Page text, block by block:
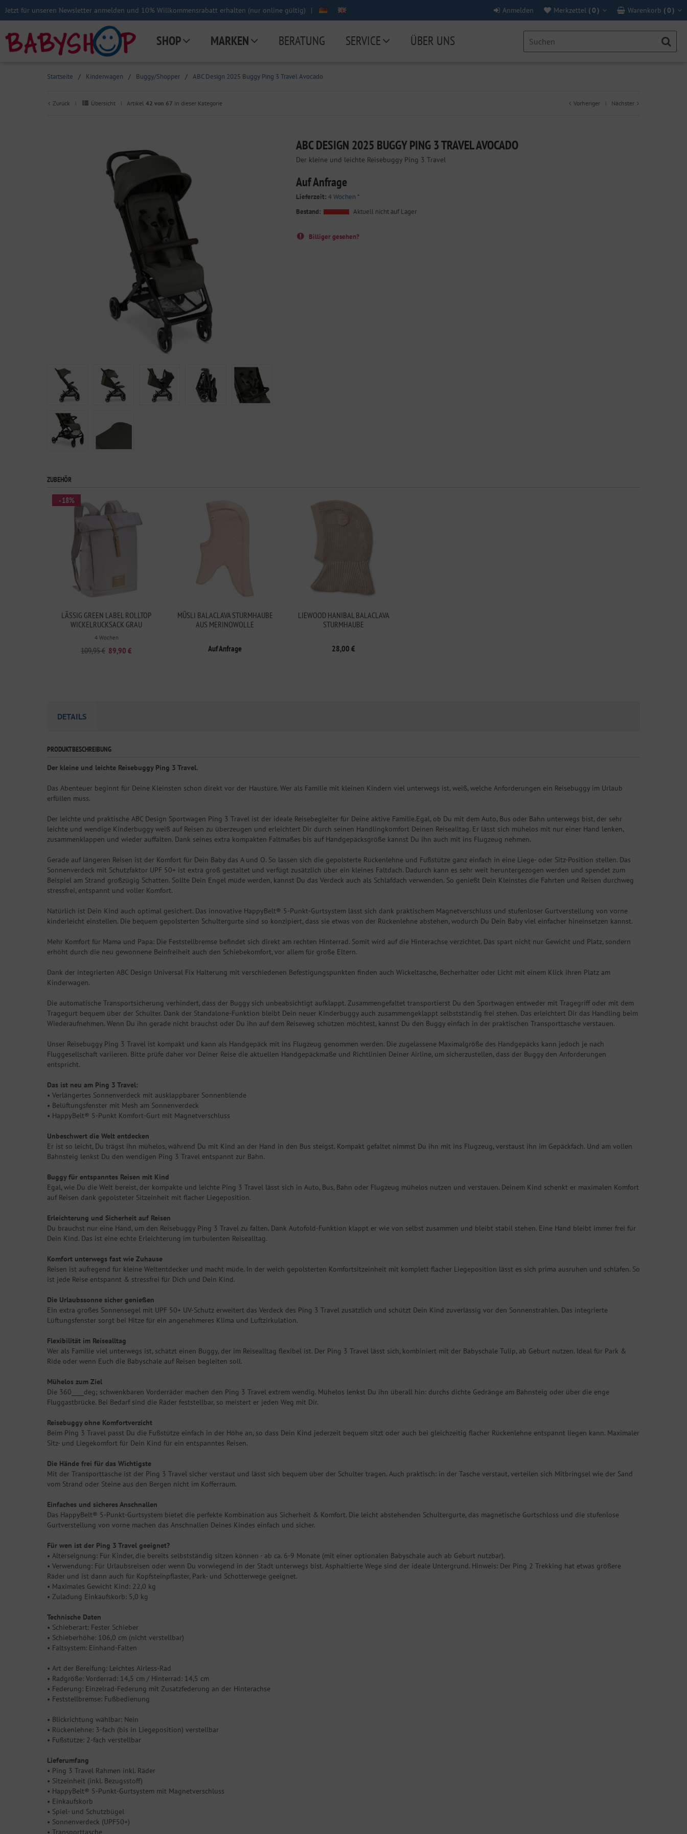
Jetzt für unseren Newsletter anmelden und 10% Willkommensrabatt erhalten (nur online gültig) | Warenkorb (0 )
Merkzettel (0 )
Anmelden
SHOP MARKEN BERATUNG SERVICE ÜBER UNS
Startseite / Kinderwagen / Buggy/Shopper / ABC Design 2025 Buggy Ping 3 Travel Avocado
Zurück | Übersicht | Artikel 42 von 67 in dieser Kategorie Vorheriger | Nächster
ABC DESIGN 2025 BUGGY PING 3 TRAVEL AVOCADO
Der kleine und leichte Reisebuggy Ping 3 Travel
Auf Anfrage
Lieferzeit: 4 Wochen *
Bestand:
Aktuell nicht auf Lager
Billiger gesehen?
ZUBEHÖR
LÄSSIG GREEN LABEL ROLLTOP
WICKELRUCKSACK GRAU
4 Wochen
109,95 € 89,90 €
- 18%
MÜSLI BALACLAVA STURMHAUBE
AUS MERINOWOLLE
Auf Anfrage
LIEWOOD HANIBAL BALACLAVA
STURMHAUBE
28,00 €
DETAILS
PRODUKTBESCHREIBUNG
Der kleine und leichte Reisebuggy Ping 3 Travel.
Das Abenteuer beginnt für Deine Kleinsten schon direkt vor der Haustüre. Wer als Familie mit kleinen Kindern viel unterwegs ist, weiß, welche Anforderungen ein Reisebuggy im Urlaub
erfüllen muss.
Der leichte und praktische ABC Design Sportwagen Ping 3 Travel ist der ideale Reisebegleiter für Deine aktive Familie.Egal, ob Du mit dem Auto, Bus oder Bahn unterwegs bist, der sehr
leichte und wendige Kinderbuggy weiß auf Reisen zu überzeugen und erleichtert Dir durch seinen Handlingkomfort Deinen Reisealltag. Er lässt sich mühelos mit nur einer Hand lenken,
zusammenklappen und wieder auffalten. Dank seines extra kompakten Faltmaßes bis auf Handgepäcksgröße kannst Du ihn auch mit ins Flugzeug nehmen.
Gerade auf längeren Reisen ist der Komfort für Dein Baby das A und O. So lassen sich die gepolsterte Rückenlehne und Fußstütze ganz einfach in eine Liege- oder Sitz-Position stellen. Das
Sonnenverdeck mit Schutzfaktor UPF 50+ ist extra groß gestaltet und verfügt zusätzlich über ein kleines Faltdach. Dadurch kann es sehr weit heruntergezogen werden und spendet zum
Beispiel am Strand großzügig Schatten. Sollte Dein Engel müde werden, kannst Du das Verdeck auch als Schlafdach verwenden. So genießt Dein Kleinstes die Fahrten und Reisen durchweg
stressfrei, entspannt und voller Komfort.
Natürlich ist Dein Kind auch optimal gesichert. Das innovative HappyBelt® 5-Punkt-Gurtsystem lässt sich dank praktischem Magnetverschluss und stufenloser Gurtverstellung von vorne
kinderleicht einstellen. Die bequem gepolsterten Schultergurte sind so konzipiert, dass sie etwas von der Rückenlehne abstehen, wodurch Du Dein Baby viel einfacher hineinsetzen kannst.
Mehr Komfort für Mama und Papa: Die Feststellbremse befindet sich direkt am rechten Hinterrad. Somit wird auf die Hinterachse verzichtet. Das spart nicht nur Gewicht und Platz, sondern
erhöht durch die neu gewonnene Beinfreiheit auch den Schiebekomfort, vor allem für große Eltern.
Dank der integrierten ABC Design Universal Fix Halterung mit verschiedenen Befestigungspunkten finden auch Wickeltasche, Becherhalter oder Licht mit einem Klick ihren Platz am
Kinderwagen.
Die automatische Transportsicherung verhindert, dass der Buggy sich unbeabsichtigt aufklappt. Zusammengefaltet transportierst Du den Sportwagen entweder mit Tragegriff oder mit dem
Tragegurt bequem über der Schulter. Dank der Standalone-Funktion bleibt Dein neuer Kinderbuggy auch zusammengeklappt selbstständig frei stehen. Das erleichtert Dir das Handling beim
Wiederaufnehmen. Wenn Du ihn gerade nicht brauchst oder Du ihn auf dem Reiseweg schützen möchtest, kannst Du den Buggy einfach in der praktischen Transporttasche verstauen.
Unser Reisebuggy Ping 3 Travel ist kompakt und kann als Handgepäck mit ins Flugzeug genommen werden. Die zugelassene Maximalgröße des Handgepäcks kann jedoch je nach
Fluggesellschaft variieren. Bitte prüfe daher vor Deiner Reise die aktuellen Handgepäckmaße und Richtlinien Deiner Airline, um sicherzustellen, dass der Buggy den Anforderungen
entspricht.
Das ist neu am Ping 3 Travel:
• Verlängertes Sonnenverdeck mit ausklappbarer Sonnenblende
• Belüftungsfenster mit Mesh am Sonnenverdeck
• HappyBelt® 5-Punkt Komfort-Gurt mit Magnetverschluss
Unbeschwert die Welt entdecken
Er ist so leicht, Du trägst ihn mühelos, während Du mit Kind an der Hand in den Bus steigst. Kompakt gefaltet nimmst Du ihn mit ins Flugzeug, verstaust ihn im Gepäckfach. Und am vollen
Bahnsteig lenkst Du den wendigen Ping 3 Travel entspannt zur Bahn.
Buggy für entspanntes Reisen mit Kind
Egal, wie Du die Welt bereist, der kompakte und leichte Ping 3 Travel lässt sich in Auto, Bus, Bahn oder Flugzeug mühelos nutzen und verstauen. Deinem Kind schenkt er maximalen Komfort
auf Reisen dank gepolsteter Sitzeinheit mit flacher Liegeposition.
Erleichterung und Sicherheit auf Reisen
Du brauchst nur eine Hand, um den Reisebuggy Ping 3 Travel zu falten. Dank Autofold-Funktion klappt er wie von selbst zusammen und bleibt stabil stehen. Eine Hand bleibt immer frei für
Dein Kind. Das ist eine echte Erleichterung im turbulenten Reisealltag.
Komfort unterwegs fast wie Zuhause
Reisen ist aufregend für kleine Weltentdecker und macht müde. In der weich gepolsterten Komfortsitzeinheit mit komplett flacher Liegeposition lässt es sich prima ausruhen und schlafen. So
ist jede Reise entspannt & stressfrei für Dich und Dein Kind.
Die Urlaubssonne sicher genießen
Ein extra großes Sonnensegel mit UPF 50+ UV-Schutz erweitert das Verdeck des Ping 3 Travel zusätzlich und schützt Dein Kind zuverlässig vor den Sonnenstrahlen. Das integrierte
Lüftungsfenster sorgt bei Hitze für ein angenehmeres Klima und Luftzirkulation.
Flexibilität im Reisealltag
Wer als Familie viel unterwegs ist, schätzt einen Buggy, der im Reisealltag flexibel ist. Der Ping 3 Travel lässt sich, kombiniert mit der Babyschale Tulip, ab Geburt nutzen. Ideal für Park &
Ride oder wenn Euch die Babyschale auf Reisen begleiten soll.
Mühelos zum Ziel
Die 360____deg; schwenkbaren Vorderräder machen den Ping 3 Travel extrem wendig. Mühelos lenkst Du ihn überall hin: durchs dichte Gedränge am Bahnsteig oder über die enge
Fluggastbrücke. Bei Bedarf sind die Räder feststellbar, so meistert er jeden Weg mit Dir.
Reisebuggy ohne Komfortverzicht
Beim Ping 3 Travel passt Du die Fußstütze einfach in der Höhe an, so dass Dein Kind jederzeit bequem sitzt oder auch bei gleichzeitig flacher Rückenlehne entspannt liegen kann. Maximaler
Sitz- und Liegekomfort für Dein Kind für ein entspanntes Reisen.
Die Hände frei für das Wichtigste
Mit der Transporttasche ist der Ping 3 Travel sicher verstaut und lässt sich bequem über der Schulter tragen. Auch praktisch: in der Tasche verstaut, verteilen sich Mitbringsel wie der Sand
vom Strand oder Steine aus den Bergen nicht im Kofferraum.
Einfaches und sicheres Anschnallen
Das HappyBelt® 5-Punkt-Gurtsystem bietet die perfekte Kombination aus Sicherheit & Komfort. Die leicht abstehenden Schultergurte, das magnetische Gurtschloss und die stufenlose
Gurtverstellung von vorne machen das Anschnallen Deines Kindes einfach und sicher.
Für wen ist der Ping 3 Travel geeignet?
• Alterseignung: Für Kinder, die bereits selbstständig sitzen können - ab ca. 6-9 Monate (mit einer optionalen Babyschale auch ab Geburt nutzbar).
• Verwendung: Für Urlaubsreisen oder wenn Du vorwiegend in der Stadt unterwegs bist. Asphaltierte Wege sind der ideale Untergrund. Hinweis: Der Ping 2 Trekking hat etwas größere
Räder und ist dann auch für Kopfsteinpflaster, Park- und Schotterwege geeignet.
• Maximales Gewicht Kind: 22,0 kg
• Zuladung Einkaufskorb: 5,0 kg
Technische Daten
• Schieberart: Fester Schieber
• Schieberhöhe: 106,0 cm (nicht verstellbar)
• Faltsystem: Einhand-Falten
• Art der Bereifung: Leichtes Airless-Rad
• Radgröße: Vorderrad: 14,5 cm / Hinterrad: 14,5 cm
• Federung: Einzelrad-Federung mit Zusatzfederung an der Hinterachse
• Feststellbremse: Fußbedienung
• Blickrichtung wählbar: Nein
• Rückenlehne: 3-fach (bis in Liegeposition) verstellbar
• Fußstütze: 2-fach verstellbar
Lieferumfang
• Ping 3 Travel Rahmen inkl. Räder
• Sitzeinheit (inkl. Bezugsstoff)
• HappyBelt® 5-Punkt-Gurtsystem mit Magnetverschluss
• Einkaufskorb
• Spiel- und Schutzbügel
• Sonnenverdeck (UPF50+)
• Transporttasche